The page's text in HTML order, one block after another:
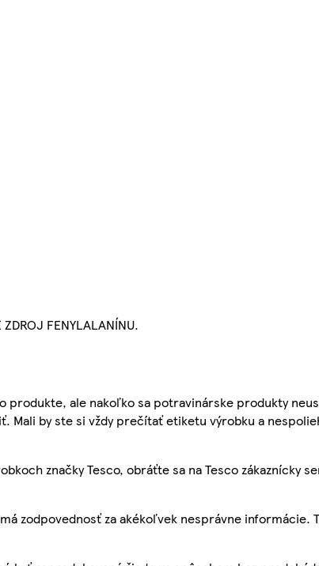
ZDROJ FENYLALANÍNU.
ale nakoľko sa potravinárske produkty
Mali by ste si vždy prečítať etiketu výrobku a
značky Tesco, obráťte sa na Tesco zákaznícky
zodpovednosť za akékoľvek nesprávne informácie.